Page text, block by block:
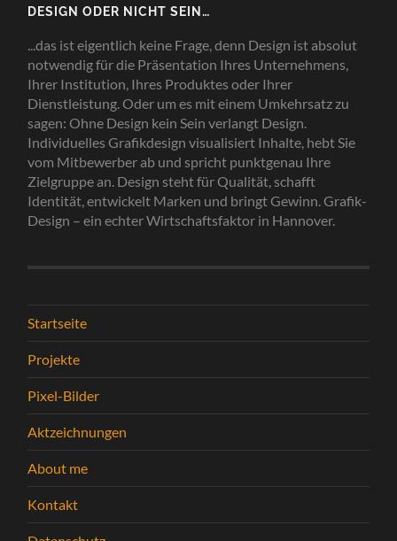
DESIGN ODER NICHT SEIN…
...das ist eigentlich keine Frage, denn Design ist absolut
notwendig für die Präsentation Ihres Unternehmens,
Ihrer Institution, Ihres Produktes oder Ihrer
Dienstleistung. Oder um es mit einem Umkehrsatz zu
sagen: Ohne Design kein Sein verlangt Design.
Individuelles Grafikdesign visualisiert Inhalte, hebt Sie
vom Mitbewerber ab und spricht punktgenau Ihre
Zielgruppe an. Design steht für Qualität, schafft
Identität, entwickelt Marken und bringt Gewinn. Grafik-
Design – ein echter Wirtschaftsfaktor in Hannover.
Startseite
Projekte
Pixel-Bilder
Aktzeichnungen
About me
Kontakt